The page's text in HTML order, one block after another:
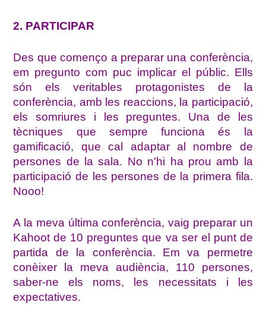
2. PARTICIPAR
Des que començo a preparar una conferència,
em pregunto com puc implicar el públic. Ells
són els veritables protagonistes de la
conferència, amb les reaccions, la participació,
els somriures i les preguntes. Una de les
tècniques que sempre funciona és la
gamificació, que cal adaptar al nombre de
persones de la sala. No n'hi ha prou amb la
participació de les persones de la primera fila.
Nooo!
A la meva última conferència, vaig preparar un
Kahoot de 10 preguntes que va ser el punt de
partida de la conferència. Em va permetre
conèixer la meva audiència, 110 persones,
saber-ne els noms, les necessitats i les
expectatives.